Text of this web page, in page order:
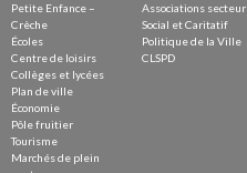
Urbanisme
Environnement développement durable
Déchets
Eau
Prévention des risques
Crues
Petite Enfance –
Crèche
Écoles
Centre de loisirs
Collèges et lycées
Plan de ville
Économie
Pôle fruitier
Tourisme
Marchés de plein
Associations secteur
Social et Caritatif
Politique de la Ville
CLSPD